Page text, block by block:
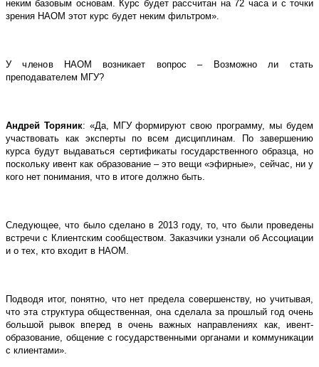
неким базовым основам. Курс будет рассчитан на 72 часа и с точки
зрения НАОМ этот курс будет неким фильтром».
У членов НАОМ возникает вопрос – Возможно ли стать
преподавателем МГУ?
Андрей Торяник: «Да, МГУ формируют свою программу, мы будем
участвовать как эксперты по всем дисциплинам. По завершению
курса будут выдаваться сертификаты государственного образца, но
поскольку ивент как образование – это вещи «эфирные», сейчас, ни у
кого нет понимания, что в итоге должно быть.
Следующее, что было сделано в 2013 году, то, что были проведены
встречи с Клиентским сообществом. Заказчики узнали об Ассоциации
и о тех, кто входит в НАОМ.
Подводя итог, понятно, что нет предела совершенству, но учитывая,
что эта структура общественная, она сделала за прошлый год очень
большой рывок вперед в очень важных направлениях как, ивент-
образование, общение с государственными органами и коммуникации
с клиентами».